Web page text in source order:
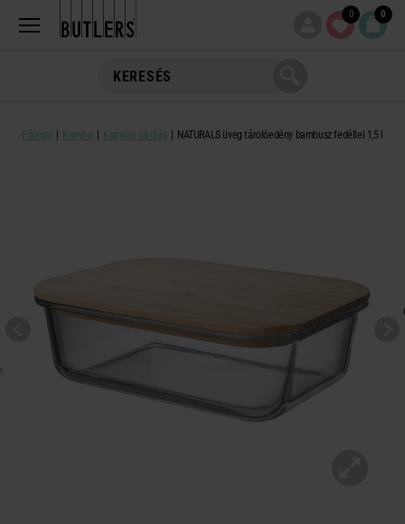
0 0
Főoldal Konyha Konyhai tárolás NATURALS üveg tárolóedény bambusz fedéllel 1,5 l